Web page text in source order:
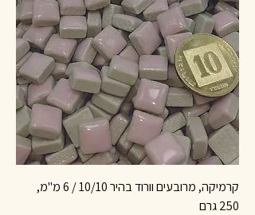
קרמיקה, מרובעים וורוד בהיר 10/10 / 6 מ"מ,
250 גרם